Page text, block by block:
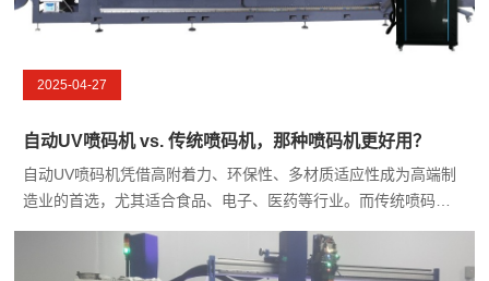
2025-04-27
自动UV喷码机 vs. 传统喷码机，那种喷码机更好用？
自动UV喷码机凭借高附着力、环保性、多材质适应性成为高端制
造业的首选，尤其适合食品、电子、医药等行业。而传统喷码机